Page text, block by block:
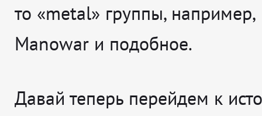
то «metal» группы,
Manowar и подобное.
Давай теперь перейдем к